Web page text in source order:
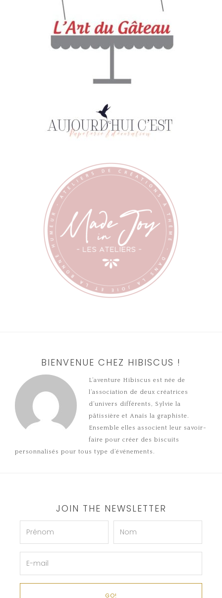
BIENVENUE CHEZ HIBISCUS !
L’aventure Hibiscus est née de
l’association de deux créatrices
d’univers différents, Sylvie la
pâtissière et Anaïs la graphiste.
Ensemble elles associent leur savoir-
faire pour créer des biscuits
personnalisés pour tous type d’événements.
JOIN THE NEWSLETTER